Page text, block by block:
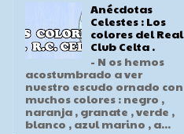
Anécdotas
Celestes : Los
colores del Real
Club Celta .
- N os hemos
acostumbrado a ver
nuestro escudo ornado con
muchos colores : negro ,
naranja , granate , verde ,
blanco , azul marino , a...